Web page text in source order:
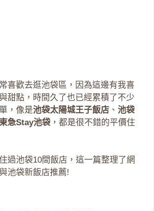
喜歡去逛池袋區，因為這邊有我喜
甜點，時間久了也已經累積了不少
，像是池袋太陽城王子飯店 、 池袋
急Stay池袋 ，都是很不錯的平價住
過池袋10間飯店，這一篇整理了網
池袋新飯店推薦!